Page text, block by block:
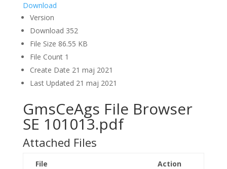
Download
Version
Download 352
File Size 86.55 KB
File Count 1
Create Date 21 maj 2021
Last Updated 21 maj 2021
GmsCeAgs File Browser
SE 101013.pdf
Attached Files
File Action